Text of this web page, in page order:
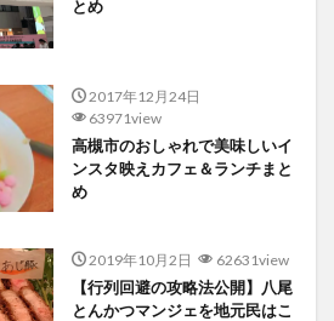
とめ
2017年12月24日
63971view
高槻市のおしゃれで美味しいイ
ンスタ映えカフェ＆ランチまと
め
2019年10月2日 62631view
【行列回避の攻略法公開】八尾
とんかつマンジェを地元民はこ